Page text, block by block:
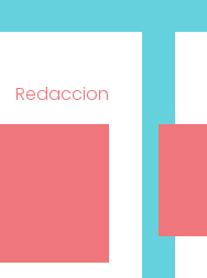
Redaccion